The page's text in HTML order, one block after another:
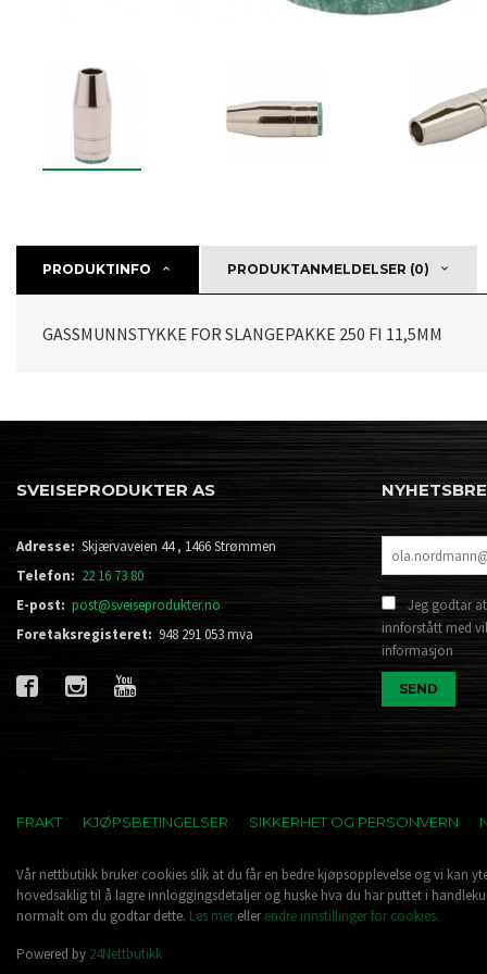
PRODUKTINFO PRODUKTANMELDELSER (0)
GASSMUNNSTYKKE FOR SLANGEPAKKE 250 FI 11,5MM
SVEISEPRODUKTER AS
Adresse: Skjærvaveien 44 , 1466 Strømmen
Telefon: 22 16 73 80
E-post: post@sveiseprodukter.no
Foretaksregisteret: 948 291 053 mva
Jeg godtar
innforstått med
informasjon
FRAKT KJØPSBETINGELSER SIKKERHET OG PERSONVERN
Vår nettbutikk bruker cookies slik at du får en bedre kjøpsopplevelse og vi kan
hovedsaklig til å lagre innloggingsdetaljer og huske hva du har puttet i
normalt om du godtar dette. Les merellerendre innstillinger for cookies.
Powered by 24Nettbutikk